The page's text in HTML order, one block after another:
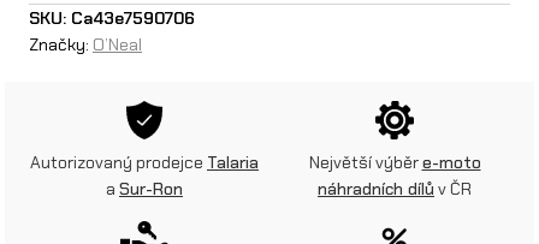
e
a
SKU: Ca43e7590706
Značky: O’Neal
Autorizovaný prodejce Talaria
a Sur-Ron
Největší výběre-moto
náhradních dílů v ČR